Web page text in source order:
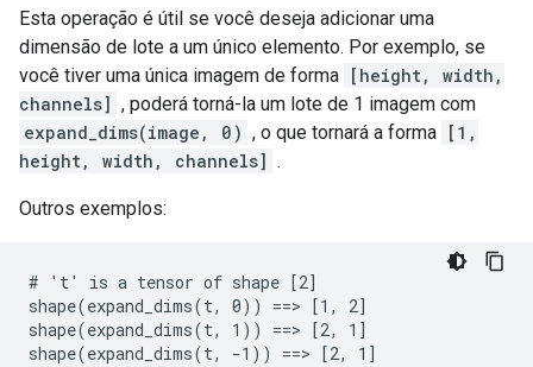
Esta operação é útil se você deseja adicionar uma
dimensão de lote a um único elemento. Por exemplo, se
você tiver uma única imagem de forma [height, width,
channels] , poderá torná-la um lote de 1 imagem com
expand_dims(image, 0) , o que tornará a forma [1,
height, width, channels] .
Outros exemplos:
# 't' is a tensor of shape [2]
shape(expand_dims(t, 0)) ==> [1, 2]
shape(expand_dims(t, 1)) ==> [2, 1]
shape(expand_dims(t, -1)) ==> [2, 1]